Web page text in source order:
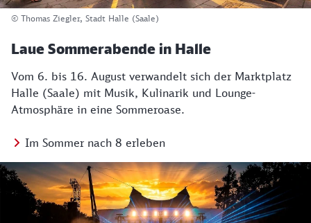
© Thomas Ziegler, Stadt Halle (Saale)
Laue Sommerabende in Halle
Vom 6. bis 16. August verwandelt sich der Marktplatz
Halle (Saale) mit Musik, Kulinarik und Lounge-
Atmosphäre in eine Sommeroase.
Im Sommer nach 8 erleben